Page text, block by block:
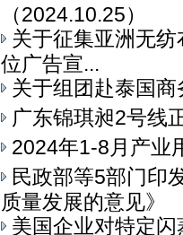
（2024.10.25）
关于征集亚洲无
位广告宣...
关于组团赴泰国
广东锦琪昶2号线
2024年1-8月产业
民政部等5部门印
质量发展的意见》
美国企业对特定